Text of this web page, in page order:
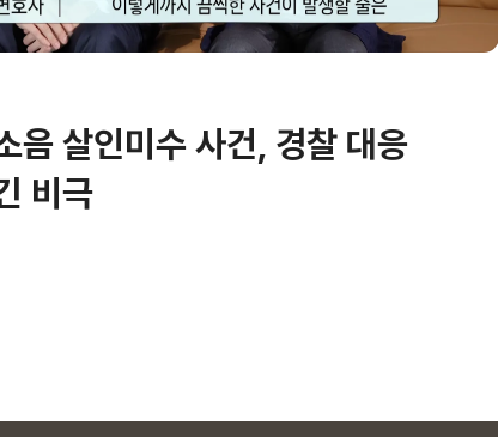
음 살인미수 사건, 경찰 대응
비극